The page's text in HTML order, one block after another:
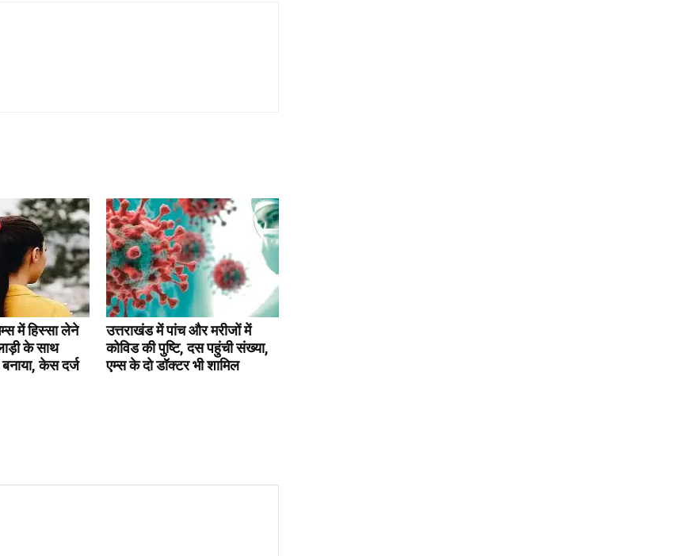
में हिस्सा लेने
के साथ
बनाया, केस दर्ज
उत्तराखंड में पांच और मरीजों में
कोविड की पुष्टि, दस पहुंची संख्या,
एम्स के दो डॉक्टर भी शामिल